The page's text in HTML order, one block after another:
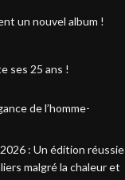
un nouvel album !
ses 25 ans !
de l’homme-
: Un édition réussie
malgré la chaleur et